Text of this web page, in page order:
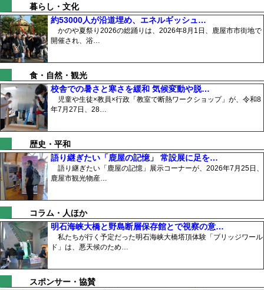
暮らし・文化
約53000人が沿道埋め、エネルギッシュ…
かのや夏祭り2026の総踊りは、2026年8月1日、鹿屋市市街地で
開催され、浴…
食・自然・観光
校舎での暑さと寒さを緩和 気候変動や脱…
児童や生徒×教員×行政「教室で断熱ワークショップ」が、令和8
年7月27日、28…
歴史・平和
語り継ぎたい「鹿屋の記憶」 常設展に足を…
語り継ぎたい「鹿屋の記憶」展示コーナーが、2026年7月25日、
鹿屋市観光物産…
コラム・人ほか
明石海峡大橋と野島断層保存館とで視察の意…
私たちが行く予定だった明石海峡大橋塔頂体験「ブリッジワール
ド」は、悪天候のため…
スポンサー・協賛